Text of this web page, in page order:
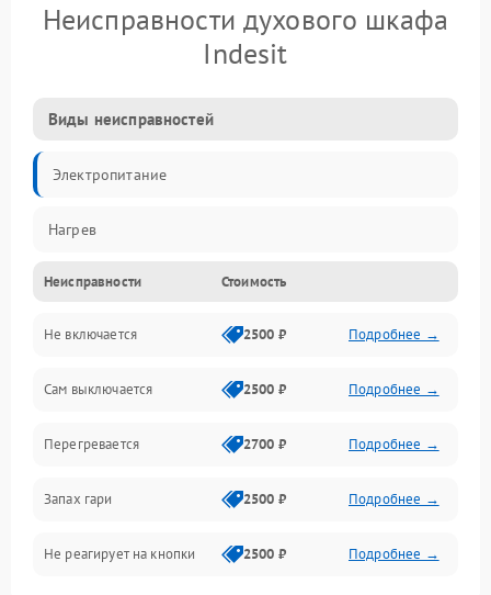
Неисправности духового шкафа
Indesit
Виды неисправностей
Электропитание
Нагрев
Неисправности Стоимость
Не включается 2500 ₽ Подробнее →
Сам выключается 2500 ₽ Подробнее →
Перегревается 2700 ₽ Подробнее →
Запах гари 2500 ₽ Подробнее →
Не реагирует на кнопки 2500 ₽ Подробнее →